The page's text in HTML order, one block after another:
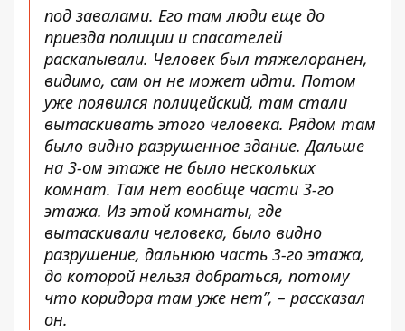
под завалами. Его там люди еще до
приезда полиции и спасателей
раскапывали. Человек был тяжелоранен,
видимо, сам он не может идти. Потом
уже появился полицейский, там стали
вытаскивать этого человека. Рядом там
было видно разрушенное здание. Дальше
на 3-ом этаже не было нескольких
комнат. Там нет вообще части 3-го
этажа. Из этой комнаты, где
вытаскивали человека, было видно
разрушение, дальнюю часть 3-го этажа,
до которой нельзя добраться, потому
что коридора там уже нет”, – рассказал
он.